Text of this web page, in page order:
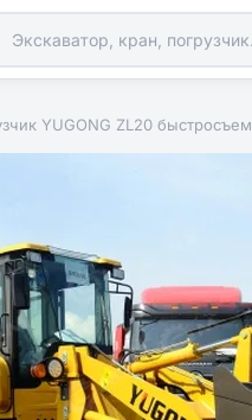
YUGONG ZL20 быстросъем